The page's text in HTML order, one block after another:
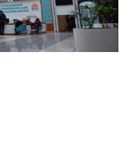
Van
Yozgat